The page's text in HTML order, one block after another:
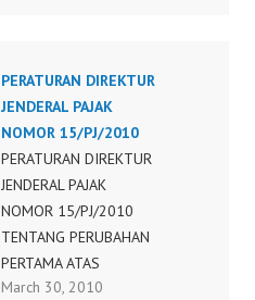
PERATURAN DIREKTUR
JENDERAL PAJAK
NOMOR 15/PJ/2010
PERATURAN DIREKTUR
JENDERAL PAJAK
NOMOR 15/PJ/2010
TENTANG PERUBAHAN
PERTAMA ATAS
PERATURAN DIREKTUR
March 30, 2010